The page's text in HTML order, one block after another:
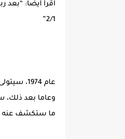
اقرأ أيضا: “بعد
2/1”
عام
وعاما بعد ذلك،
ما ستكشف عنه